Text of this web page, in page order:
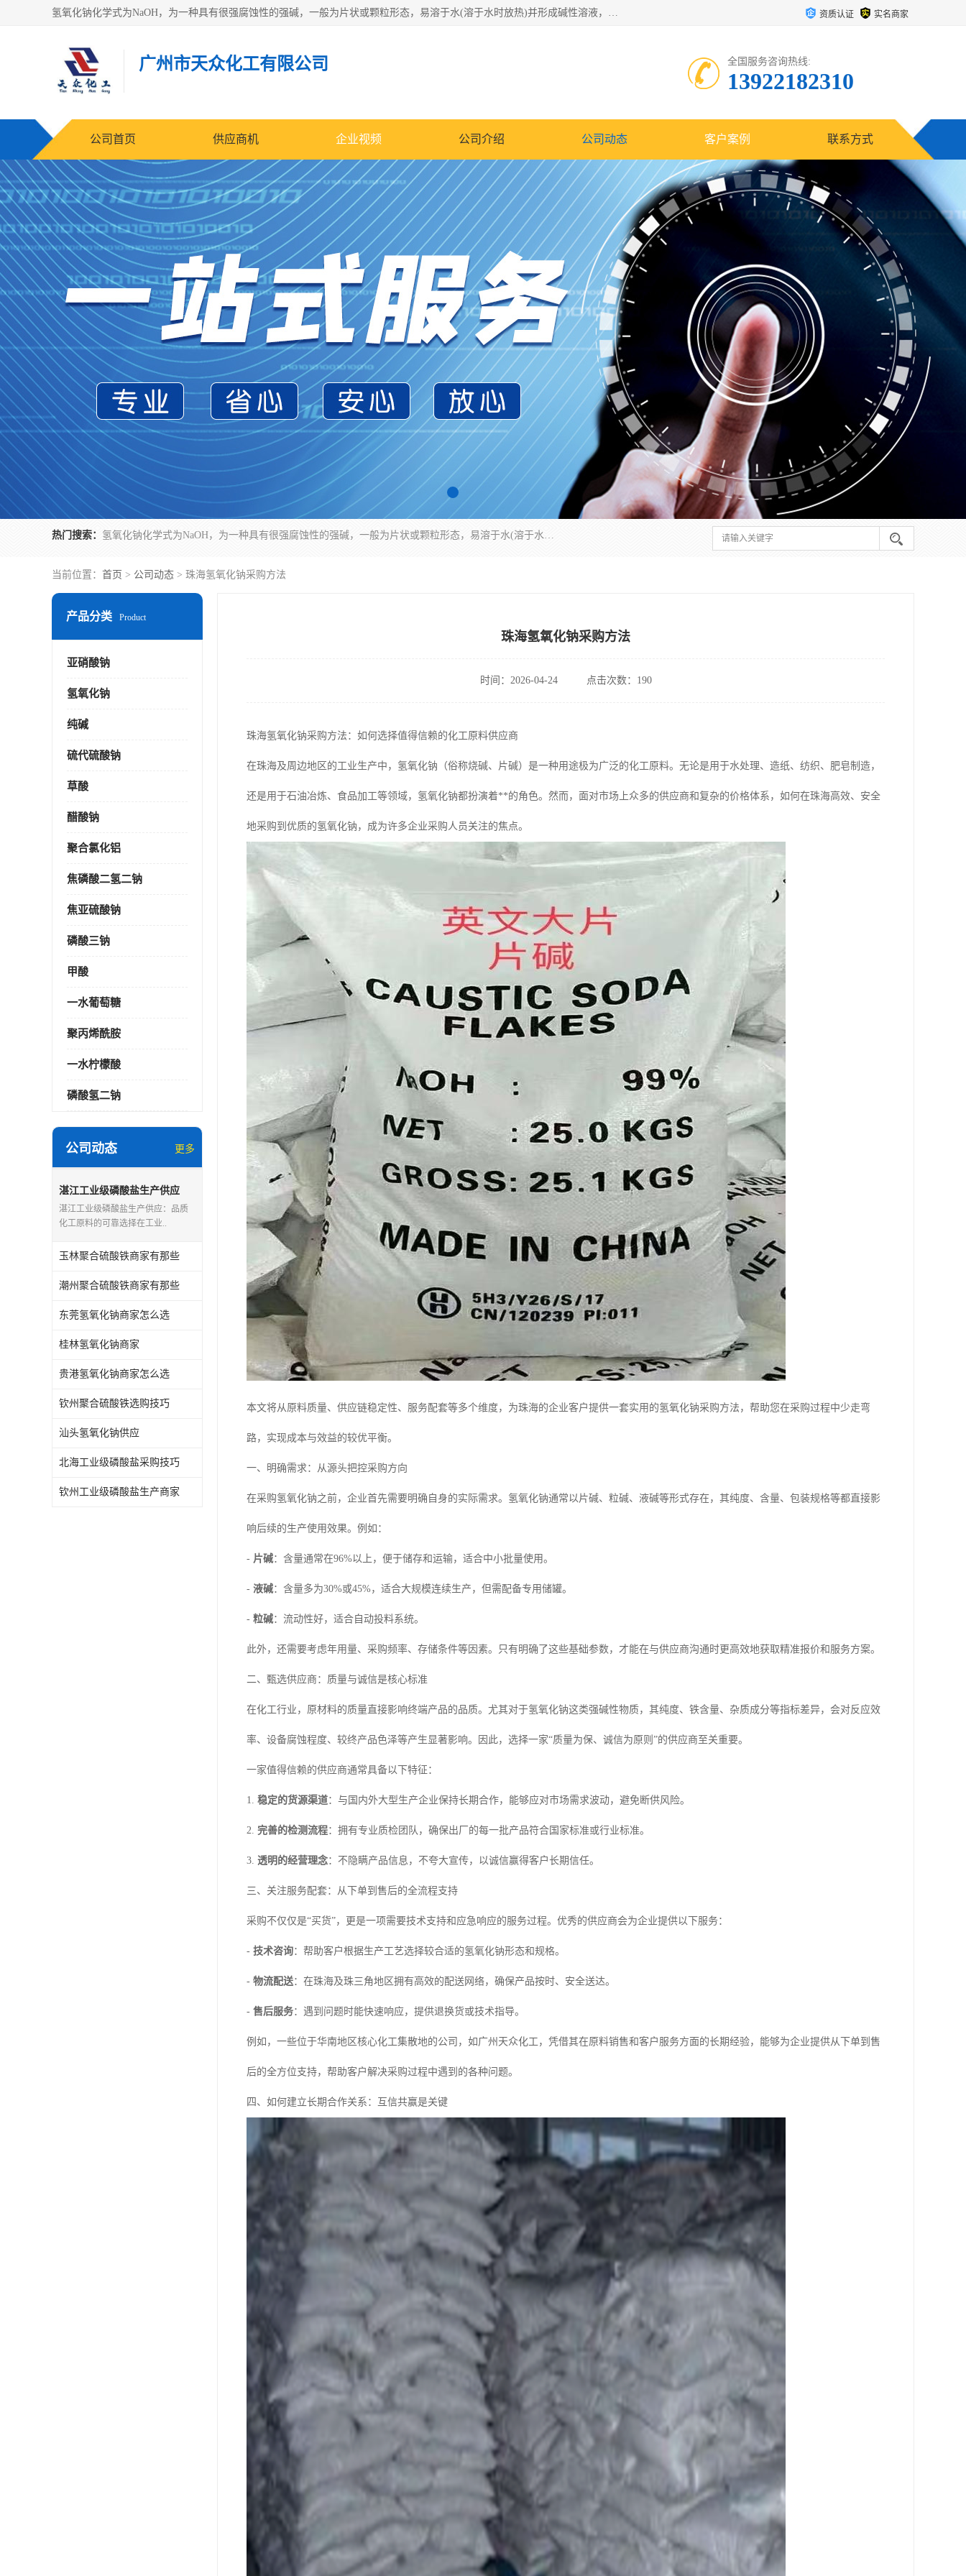
氢氧化钠化学式为NaOH，为一种具有很强腐蚀性的强碱，一般为片状或颗粒形态，易溶于水(溶于水时放热)并形成碱性溶液，另有潮解性，易吸取空气中的水蒸气(潮解)和(变质)。NaOH是化学实验室其中一种必备的化学品，亦为常见的化工品之一。纯品是无色透明的晶体。密度2.130g/cm3。熔点318.4℃。沸点1390℃。工业品含有少量的氯化和碳酸，是白色不透明的晶体。 资质认证 实名商家
广州市天众化工有限公司 全国服务咨询热线:
13922182310
公司首页 供应商机 企业视频 公司介绍 公司动态 客户案例 联系方式
热门搜索： 氢氧化钠化学式为NaOH，为一种具有很强腐蚀性的强碱，一般为片状或颗粒形态，易溶于水(溶于水时放热)并形成碱性溶液，另有潮解性，易吸取空气中的水蒸气(潮解)和(变质)。NaOH是化学实验室其中一种必备的化学品，亦为常见的化工品之一。纯品是无色透明的晶体。密度2.130g/cm3。熔点318.4℃。沸点1390℃。工业品含有少量的氯化和碳酸，是白色不透明的晶体。
当前位置： 首页 > 公司动态 > 珠海氢氧化钠采购方法
产品分类 Product
亚硝酸钠
氢氧化钠
纯碱
硫代硫酸钠
草酸
醋酸钠
聚合氯化铝
焦磷酸二氢二钠
焦亚硫酸钠
磷酸三钠
甲酸
一水葡萄糖
聚丙烯酰胺
一水柠檬酸
磷酸氢二钠
公司动态 更多
湛江工业级磷酸盐生产供应
湛江工业级磷酸盐生产供应：品质
化工原料的可靠选择在工业..
玉林聚合硫酸铁商家有那些
潮州聚合硫酸铁商家有那些
东莞氢氧化钠商家怎么选
桂林氢氧化钠商家
贵港氢氧化钠商家怎么选
钦州聚合硫酸铁选购技巧
汕头氢氧化钠供应
北海工业级磷酸盐采购技巧
钦州工业级磷酸盐生产商家
珠海氢氧化钠采购方法
时间：2026-04-24 点击次数：190
珠海氢氧化钠采购方法：如何选择值得信赖的化工原料供应商
在珠海及周边地区的工业生产中，氢氧化钠（俗称烧碱、片碱）是一种用途极为广泛的化工原料。无论是用于水处理、造纸、纺织、肥皂制造，
还是用于石油冶炼、食品加工等领域，氢氧化钠都扮演着**的角色。然而，面对市场上众多的供应商和复杂的价格体系，如何在珠海高效、安全
地采购到优质的氢氧化钠，成为许多企业采购人员关注的焦点。
本文将从原料质量、供应链稳定性、服务配套等多个维度，为珠海的企业客户提供一套实用的氢氧化钠采购方法，帮助您在采购过程中少走弯
路，实现成本与效益的较优平衡。
一、明确需求：从源头把控采购方向
在采购氢氧化钠之前，企业首先需要明确自身的实际需求。氢氧化钠通常以片碱、粒碱、液碱等形式存在，其纯度、含量、包装规格等都直接影
响后续的生产使用效果。例如：
- 片碱：含量通常在96%以上，便于储存和运输，适合中小批量使用。
- 液碱：含量多为30%或45%，适合大规模连续生产，但需配备专用储罐。
- 粒碱：流动性好，适合自动投料系统。
此外，还需要考虑年用量、采购频率、存储条件等因素。只有明确了这些基础参数，才能在与供应商沟通时更高效地获取精准报价和服务方案。
二、甄选供应商：质量与诚信是核心标准
在化工行业，原材料的质量直接影响终端产品的品质。尤其对于氢氧化钠这类强碱性物质，其纯度、铁含量、杂质成分等指标差异，会对反应效
率、设备腐蚀程度、较终产品色泽等产生显著影响。因此，选择一家“质量为保、诚信为原则”的供应商至关重要。
一家值得信赖的供应商通常具备以下特征：
1. 稳定的货源渠道：与国内外大型生产企业保持长期合作，能够应对市场需求波动，避免断供风险。
2. 完善的检测流程：拥有专业质检团队，确保出厂的每一批产品符合国家标准或行业标准。
3. 透明的经营理念：不隐瞒产品信息，不夸大宣传，以诚信赢得客户长期信任。
三、关注服务配套：从下单到售后的全流程支持
采购不仅仅是“买货”，更是一项需要技术支持和应急响应的服务过程。优秀的供应商会为企业提供以下服务：
- 技术咨询：帮助客户根据生产工艺选择较合适的氢氧化钠形态和规格。
- 物流配送：在珠海及珠三角地区拥有高效的配送网络，确保产品按时、安全送达。
- 售后服务：遇到问题时能快速响应，提供退换货或技术指导。
例如，一些位于华南地区核心化工集散地的公司，如广州天众化工，凭借其在原料销售和客户服务方面的长期经验，能够为企业提供从下单到售
后的全方位支持，帮助客户解决采购过程中遇到的各种问题。
四、如何建立长期合作关系：互信共赢是关键